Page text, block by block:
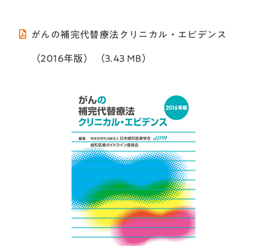
がんの補完代替療法クリニカル・エビデンス
（2016年版） （3.43 MB）